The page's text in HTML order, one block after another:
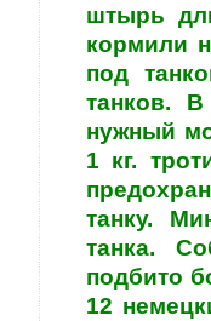
штырь
кормили
под
танков.
нужный
1 кг.
танку.
танка.
подбито
12